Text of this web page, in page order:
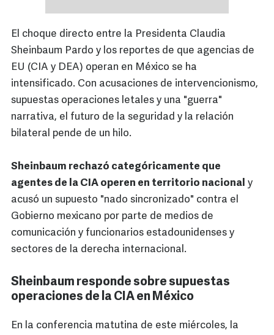
El choque directo entre la Presidenta Claudia
Sheinbaum Pardo y los reportes de que agencias de
EU (CIA y DEA) operan en México se ha
intensificado. Con acusaciones de intervencionismo,
supuestas operaciones letales y una "guerra"
narrativa, el futuro de la seguridad y la relación
bilateral pende de un hilo.
Sheinbaum rechazó categóricamente que
agentes de la CIA operen en territorio nacional y
acusó un supuesto "nado sincronizado" contra el
Gobierno mexicano por parte de medios de
comunicación y funcionarios estadounidenses y
sectores de la derecha internacional.
Sheinbaum responde sobre supuestas
operaciones de la CIA en México
En la conferencia matutina de este miércoles, la